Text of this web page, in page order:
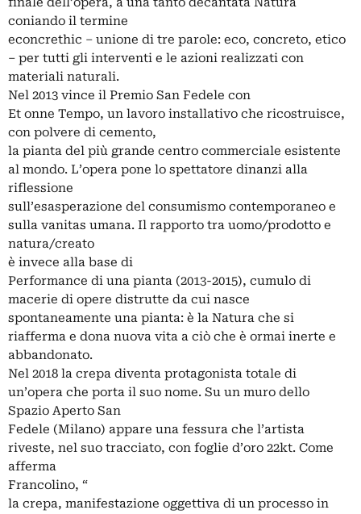
coniando il termine
econcrethic – unione di tre parole: eco, concreto, etico
– per tutti gli interventi e le azioni realizzati con
materiali naturali.
Nel 2013 vince il Premio San Fedele con
Et onne Tempo, un lavoro installativo che ricostruisce,
con polvere di cemento,
la pianta del più grande centro commerciale esistente
al mondo. L’opera pone lo spettatore dinanzi alla
riflessione
sull’esasperazione del consumismo contemporaneo e
sulla vanitas umana. Il rapporto tra uomo/prodotto e
natura/creato
è invece alla base di
Performance di una pianta (2013-2015), cumulo di
macerie di opere distrutte da cui nasce
spontaneamente una pianta: è la Natura che si
riafferma e dona nuova vita a ciò che è ormai inerte e
abbandonato.
Nel 2018 la crepa diventa protagonista totale di
un’opera che porta il suo nome. Su un muro dello
Spazio Aperto San
Fedele (Milano) appare una fessura che l’artista
riveste, nel suo tracciato, con foglie d’oro 22kt. Come
afferma
Francolino, “
la crepa, manifestazione oggettiva di un processo in